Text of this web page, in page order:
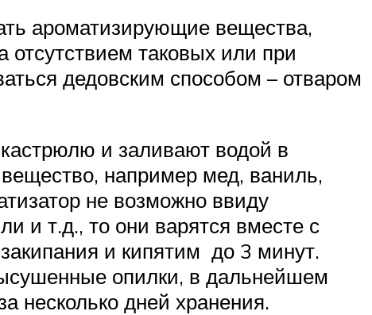
ароматизирующие вещества,
таковых или при
дедовским способом – отваром
и заливают водой в
например мед, ваниль,
не возможно ввиду
и т.д., то они варятся вместе с
и кипятим до 3 минут.
опилки, в дальнейшем
несколько дней хранения.